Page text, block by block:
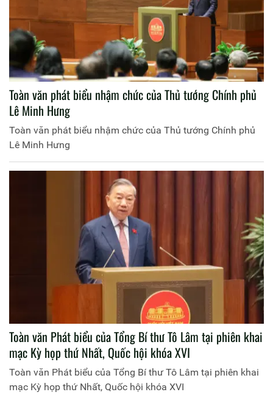
Toàn văn phát biểu nhậm chức của Thủ tướng Chính phủ
Lê Minh Hưng
Toàn văn phát biểu nhậm chức của Thủ tướng Chính phủ
Lê Minh Hưng
Toàn văn Phát biểu của Tổng Bí thư Tô Lâm tại phiên khai
mạc Kỳ họp thứ Nhất, Quốc hội khóa XVI
Toàn văn Phát biểu của Tổng Bí thư Tô Lâm tại phiên khai
mạc Kỳ họp thứ Nhất, Quốc hội khóa XVI